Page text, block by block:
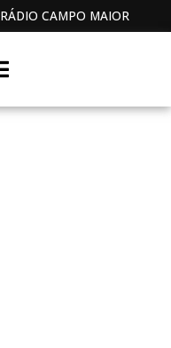
RÁDIO CAMPO MAIOR